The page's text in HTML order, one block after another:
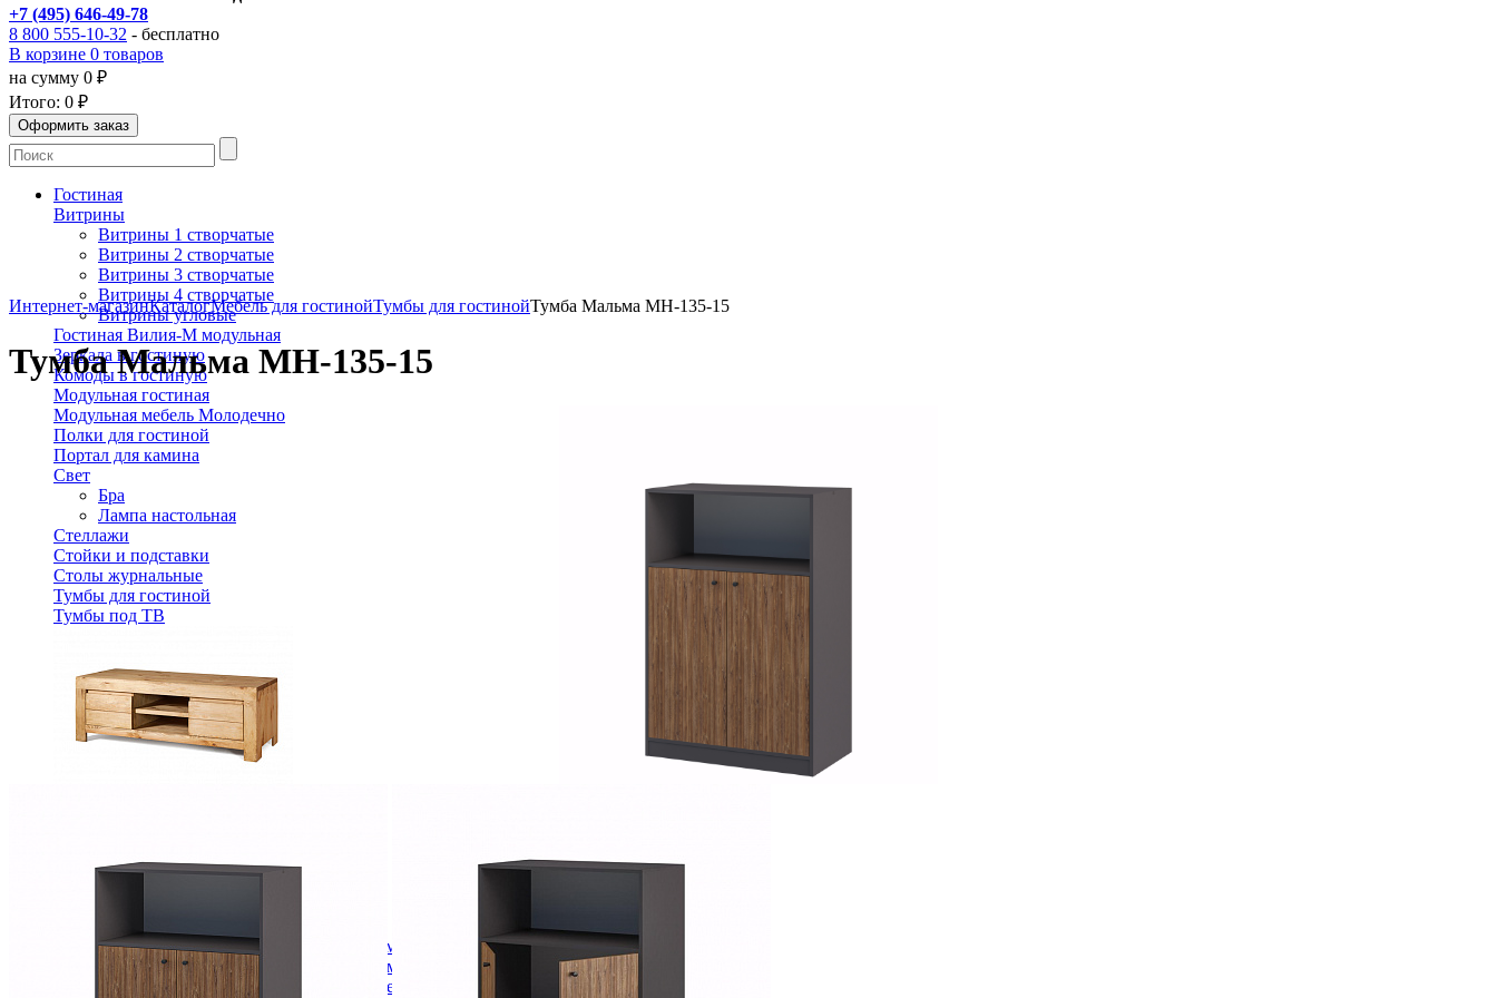
+7 (495) 646-49-78
8 800 555-10-32 - бесплатно
В корзине 0 товаров
на сумму 0 ₽
Итого: 0 ₽
Гостиная
Витрины
Витрины 1 створчатые
Витрины 2 створчатые
Витрины 3 створчатые
Витрины 4 створчатые
Витрины угловые
Гостиная Вилия-М модульная
Зеркала в гостиную
Комоды в гостиную
Модульная гостиная
Модульная мебель Молодечно
Полки для гостиной
Портал для камина
Свет
Бра
Лампа настольная
Стеллажи
Стойки и подставки
Столы журнальные
Тумбы для гостиной
Тумбы под ТВ
В корзину
Деревянные кровати с подъемным механизмом
Кровати односпальные с подъемным механизмом
Кровати двуспальные с подъемным механизмом
Интернет-магазинКаталогМебель для гостинойТумбы для гостинойТумба Мальма МН-135-15
Тумба Мальма МН-135-15